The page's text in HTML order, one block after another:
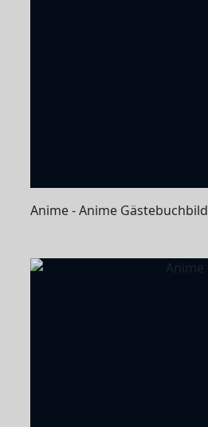
Anime - Anime Gästebuchbild